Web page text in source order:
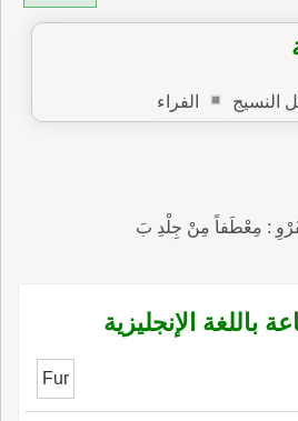
النسيج الفراء
: مِعْطَفاً مِنْ جِلْدِ بَ
باللغة الإنجليزية
Fur